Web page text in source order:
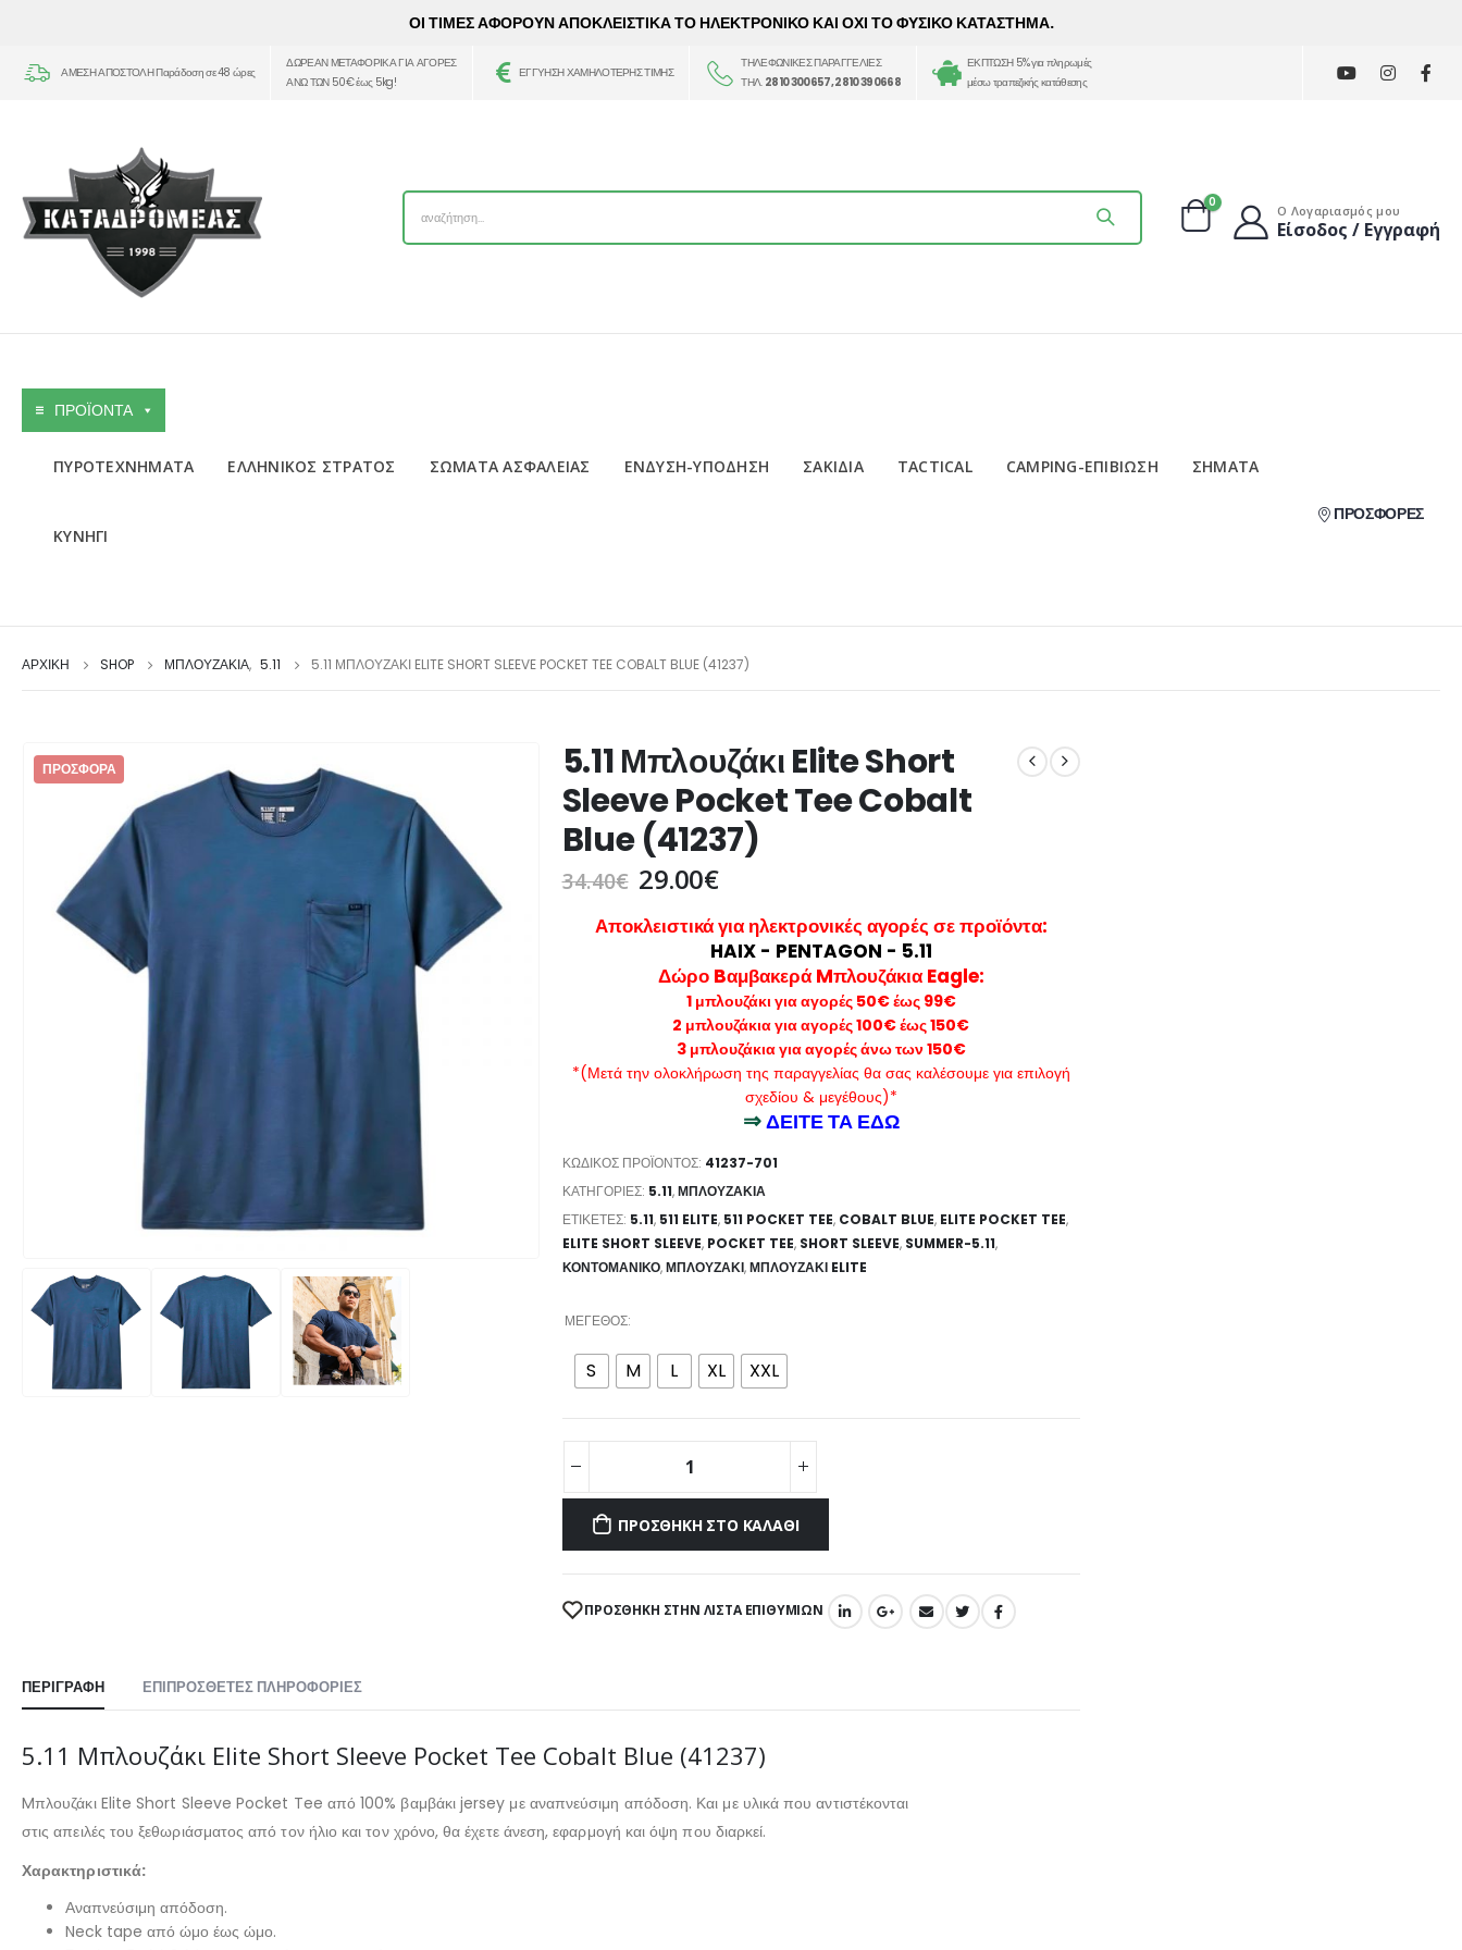
ΟΙ ΤΙΜΕΣ ΑΦΟΡΟΥΝ ΑΠΟΚΛΕΙΣΤΙΚΑ ΤΟ ΗΛΕΚΤΡΟΝΙΚΟ ΚΑΙ ΟΧΙ ΤΟ ΦΥΣΙΚΟ ΚΑΤΑΣΤΗΜΑ.
ΑΜΕΣΗ ΑΠΟΣΤΟΛΗ Παράδοση σε 48 ώρες
ΔΩΡΕΑΝ ΜΕΤΑΦΟΡΙΚΑ ΓΙΑ ΑΓΟΡΕΣ
ΑΝΩ ΤΩΝ 50€ έως 5kg!
ΕΓΓΥΗΣΗ ΧΑΜΗΛΟΤΕΡΗΣ ΤΙΜΗΣ
ΤΗΛΕΦΩΝΙΚΕΣ ΠΑΡΑΓΓΕΛΙΕΣ
ΤΗΛ. 2810 300657, 2810 390668
ΕΚΠΤΩΣΗ 5% για πληρωμές
μέσω τραπεζικής κατάθεσης
0
Ο Λογαριασμός μου
Είσοδος / Εγγραφή
ΠΡΟΪΟΝΤΑ
ΠΥΡΟΤΕΧΝΗΜΑΤΑ ΕΛΛΗΝΙΚΟΣ ΣΤΡΑΤΟΣ ΣΩΜΑΤΑ ΑΣΦΑΛΕΙΑΣ ΕΝΔΥΣΗ-ΥΠΟΔΗΣΗ ΣΑΚΙΔΙΑ TACTICAL CAMPING-ΕΠΙΒΙΩΣΗ ΣΗΜΑΤΑ
ΚΥΝΗΓΙ
ΠΡΟΣΦΟΡΕΣ
ΑΡΧΙΚΉ SHOP ΜΠΛΟΥΖΆΚΙΑ, 5.11 5.11 ΜΠΛΟΥΖΆΚΙ ELITE SHORT SLEEVE POCKET TEE COBALT BLUE (41237)
ΠΡΟΣΦΟΡΆ
5.11 Μπλουζάκι Elite Short
Sleeve Pocket Tee Cobalt
Blue (41237)
34.40€ 29.00€
Αποκλειστικά για ηλεκτρονικές αγορές σε προϊόντα:
HAIX - PENTAGON - 5.11
Δώρο Bαμβακερά Mπλουζάκια Eagle:
1 μπλουζάκι για αγορές 50€ έως 99€
2 μπλουζάκια για αγορές 100€ έως 150€
3 μπλουζάκια για αγορές άνω των 150€
*(Μετά την ολοκλήρωση της παραγγελίας θα σας καλέσουμε για επιλογή
σχεδίου & μεγέθους)*
⇒ΔΕΙΤΕ ΤΑ ΕΔΩ
ΚΩΔΙΚΌΣ ΠΡΟΪΌΝΤΟΣ: 41237-701
ΚΑΤΗΓΟΡΊΕΣ: 5.11,ΜΠΛΟΥΖΆΚΙΑ
ΕΤΙΚΈΤΕΣ: 5.11, 511 ELITE, 511 POCKET TEE, COBALT BLUE, ELITE POCKET TEE,
ELITE SHORT SLEEVE, POCKET TEE, SHORT SLEEVE, SUMMER-5.11,
ΚΟΝΤΟΜΑΝΙΚΟ,ΜΠΛΟΥΖΆΚΙ,ΜΠΛΟΥΖΑΚΙ ELITE
ΜΈΓΕΘΟΣ
S M L XL XXL
ΠΡΟΣΘΉΚΗ ΣΤΟ ΚΑΛΆΘΙ
ΠΡΌΣΘΉΚΗ ΣΤΗΝ ΛΊΣΤΑ ΕΠΙΘΥΜΙΏΝ
ΠΕΡΙΓΡΑΦΉ ΕΠΙΠΡΌΣΘΕΤΕΣ ΠΛΗΡΟΦΟΡΊΕΣ
5.11 Μπλουζάκι Elite Short Sleeve Pocket Tee Cobalt Blue (41237)
Mπλουζάκι Elite Short Sleeve Pocket Tee από 100% βαμβάκι jersey με αναπνεύσιμη απόδοση. Και με υλικά πουαντιστέκονται
στις απειλές του ξεθωριάσματος από τον ήλιο και τον χρόνο, θα έχετε άνεση, εφαρμογή και όψη που διαρκεί.
Χαρακτηριστικά:
Αναπνεύσιμη απόδοση.
Neck tape από ώμο έως ώμο.